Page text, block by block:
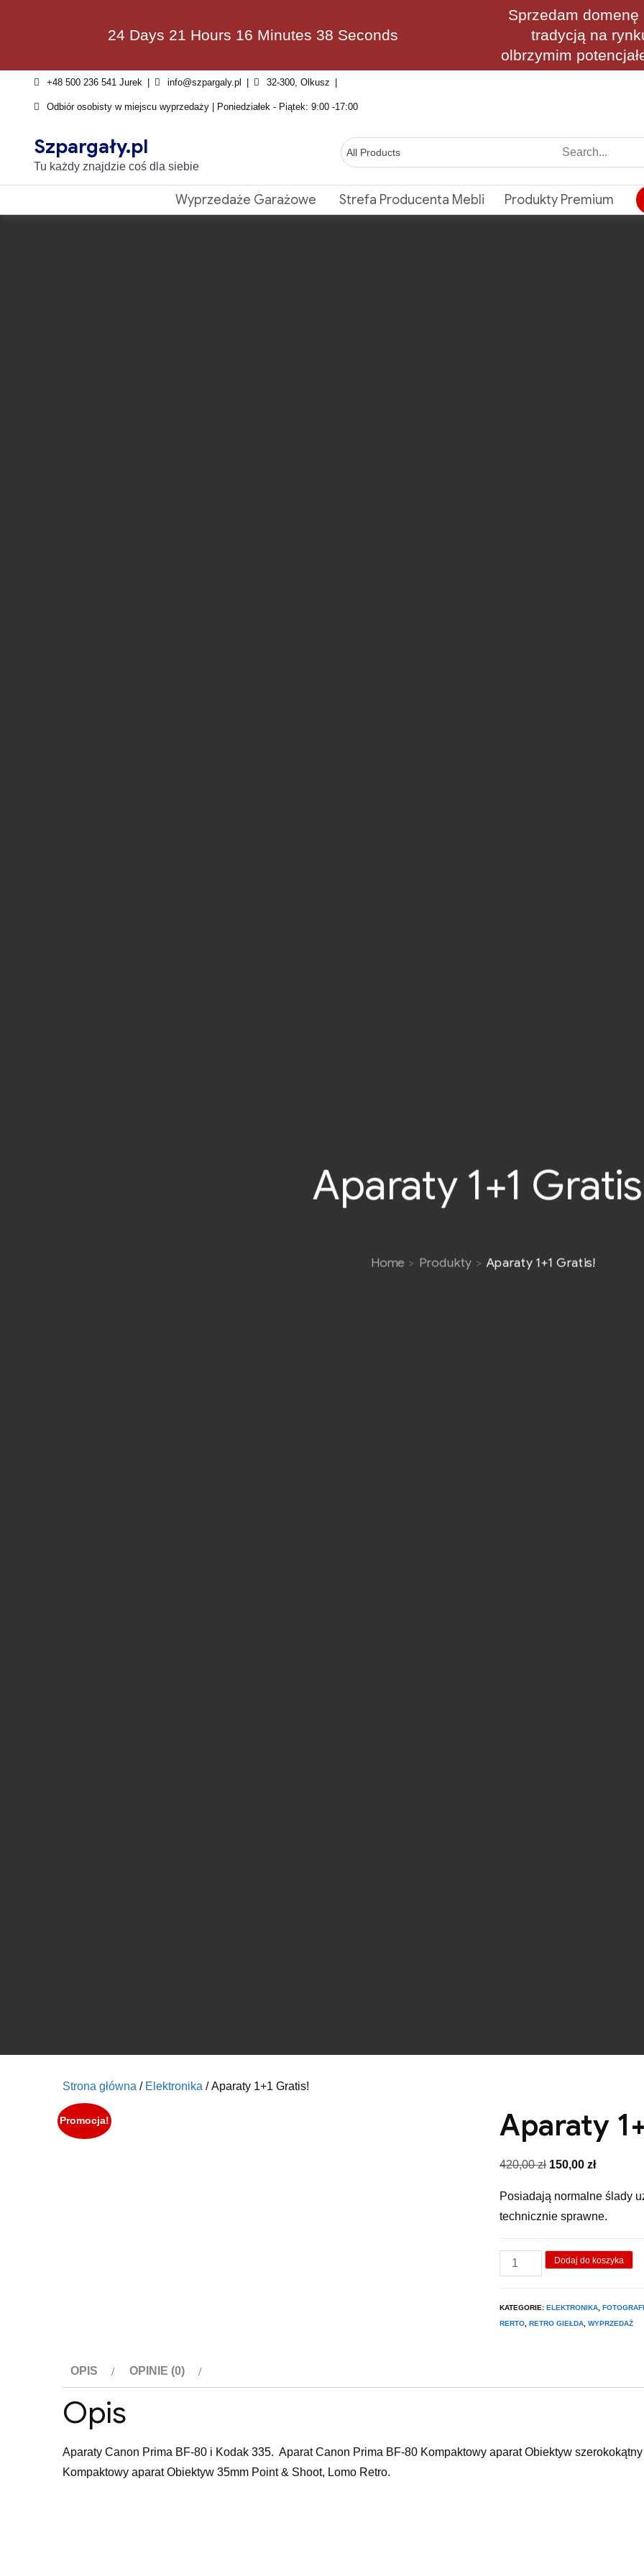
24 Days 21 Hours 16 Minutes 37 Seconds
Sprzedam
tradycją na
olbrzymim
+48 500 236 541 Jurek info@szpargaly.pl 32-300, Olkusz
Odbiór osobisty w miejscu wyprzedaży | Poniedziałek - Piątek: 9:00 -17:00
Szpargały.pl
Tu każdy znajdzie coś dla siebie
Wyprzedaże Garażowe Strefa Producenta Mebli Produkty Premium
Aparaty 1+1
Strona główna / Elektronika / Aparaty 1+1 Gratis!
Promocja! Aparaty
420,00zł Pierwotna
wynosiła:
420,00 zł.
150,00złAktualna
wynosi:
150,00
Posiadają normalne ślady
technicznie sprawne.
ilość
Aparaty
Gratis!
Dodaj do koszyka
KATEGORIE:ELEKTRONIKA ,
RERTO ,RETRO GIEŁDA ,WYPRZEDAŻ
OPIS OPINIE (0)
Opis
Aparaty Canon Prima BF-80 i Kodak 335. Aparat Canon Prima BF-80 Kompaktowy aparat Obiektyw
Kompaktowy aparat Obiektyw 35mm Point & Shoot, Lomo Retro.